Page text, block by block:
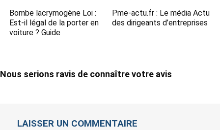
Bombe lacrymogène Loi :
Est-il légal de la porter en
voiture ? Guide
Pme-actu.fr​ : Le média Actu
des dirigeants d’entreprises
Nous serions ravis de connaître votre avis
LAISSER UN COMMENTAIRE